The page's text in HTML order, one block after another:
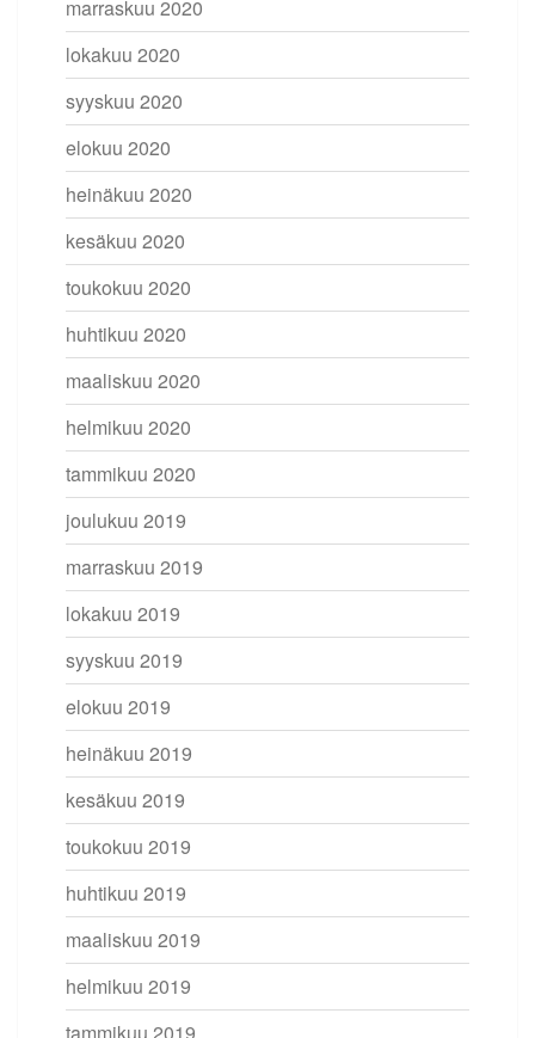
marraskuu 2020
lokakuu 2020
syyskuu 2020
elokuu 2020
heinäkuu 2020
kesäkuu 2020
toukokuu 2020
huhtikuu 2020
maaliskuu 2020
helmikuu 2020
tammikuu 2020
joulukuu 2019
marraskuu 2019
lokakuu 2019
syyskuu 2019
elokuu 2019
heinäkuu 2019
kesäkuu 2019
toukokuu 2019
huhtikuu 2019
maaliskuu 2019
helmikuu 2019
tammikuu 2019